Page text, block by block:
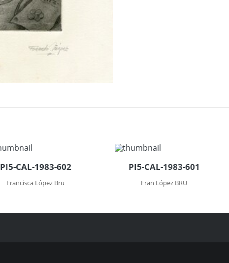
PI5-CAL-1983-602
Francisca López Bru
PI5-CAL-1983-601
Fran López BRU